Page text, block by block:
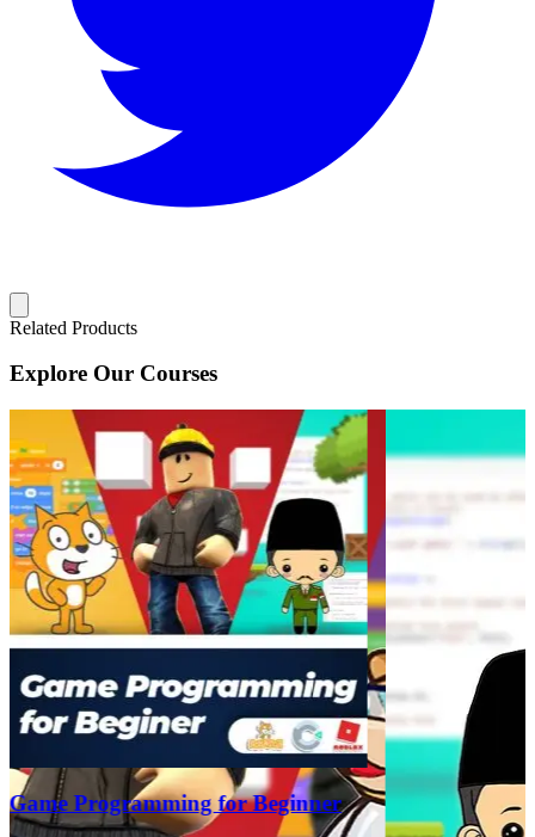
Related Products
Explore Our Courses
Game Programming for Beginner